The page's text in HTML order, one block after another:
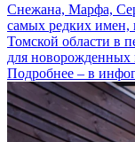
Снежана, Марфа,
самых редких имен,
Томской области в
для
Подробнее – в